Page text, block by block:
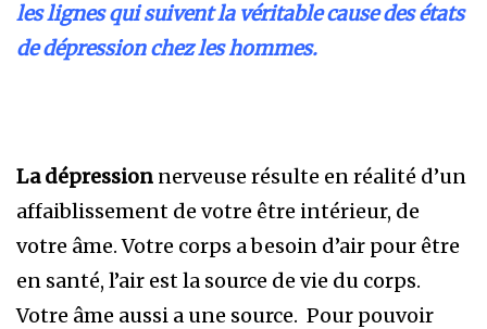
les lignes qui suivent la véritable cause des états
de dépression chez les hommes.
La dépression nerveuse résulte en réalité d’un
affaiblissement de votre être intérieur, de
votre âme. Votre corps a besoin d’air pour être
en santé, l’air est la source de vie du corps.
Votre âme aussi a une source. Pour pouvoir